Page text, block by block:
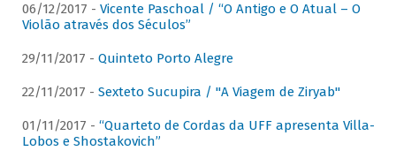
06/12/2017 - Vicente Paschoal / “O Antigo e O Atual – O
Violão através dos Séculos”
29/11/2017 - Quinteto Porto Alegre
22/11/2017 - Sexteto Sucupira / "A Viagem de Ziryab"
01/11/2017 - “Quarteto de Cordas da UFF apresenta Villa-
Lobos e Shostakovich”